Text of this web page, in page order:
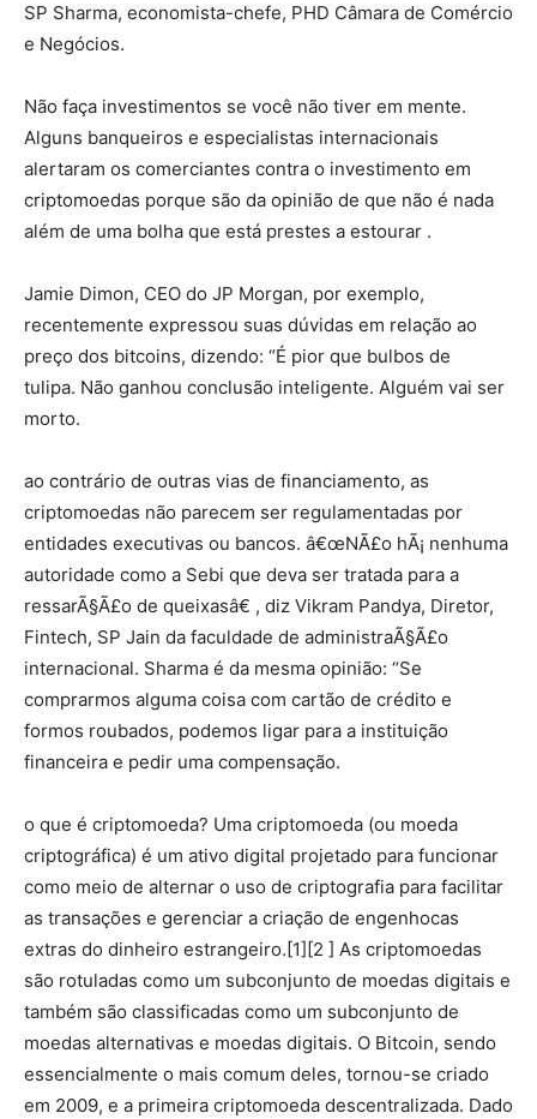
SP Sharma, economista-chefe, PHD Câmara de Comércio
e Negócios.
Não faça investimentos se você não tiver em mente.
Alguns banqueiros e especialistas internacionais
alertaram os comerciantes contra o investimento em
criptomoedas porque são da opinião de que não é nada
além de uma bolha que está prestes a estourar .
Jamie Dimon, CEO do JP Morgan, por exemplo,
recentemente expressou suas dúvidas em relação ao
preço dos bitcoins, dizendo: “É pior que bulbos de
tulipa. Não ganhou conclusão inteligente. Alguém vai ser
morto.
ao contrário de outras vias de financiamento, as
criptomoedas não parecem ser regulamentadas por
entidades executivas ou bancos. â€œNÃ£o hÃ¡ nenhuma
autoridade como a Sebi que deva ser tratada para a
ressarÃ§Ã£o de queixasâ€ , diz Vikram Pandya, Diretor,
Fintech, SP Jain da faculdade de administraÃ§Ã£o
internacional. Sharma é da mesma opinião: “Se
comprarmos alguma coisa com cartão de crédito e
formos roubados, podemos ligar para a instituição
financeira e pedir uma compensação.
o que é criptomoeda? Uma criptomoeda (ou moeda
criptográfica) é um ativo digital projetado para funcionar
como meio de alternar o uso de criptografia para facilitar
as transações e gerenciar a criação de engenhocas
extras do dinheiro estrangeiro.[1][2 ] As criptomoedas
são rotuladas como um subconjunto de moedas digitais e
também são classificadas como um subconjunto de
moedas alternativas e moedas digitais. O Bitcoin, sendo
essencialmente o mais comum deles, tornou-se criado
em 2009, e a primeira criptomoeda descentralizada. Dado